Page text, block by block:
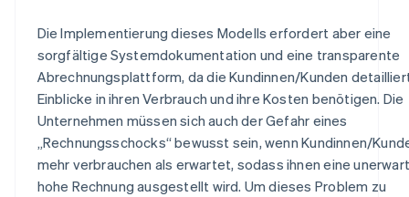
Die Implementierung dieses Modells erfordert aber eine
sorgfältige Systemdokumentation und eine transparente
Abrechnungsplattform, da die Kundinnen/Kunden
Einblicke in ihren Verbrauch und ihre Kosten benötigen. Die
Unternehmen müssen sich auch der Gefahr eines
„Rechnungsschocks“ bewusst sein, wenn Kundinnen/
mehr verbrauchen als erwartet, sodass ihnen eine
hohe Rechnung ausgestellt wird. Um dieses Problem zu